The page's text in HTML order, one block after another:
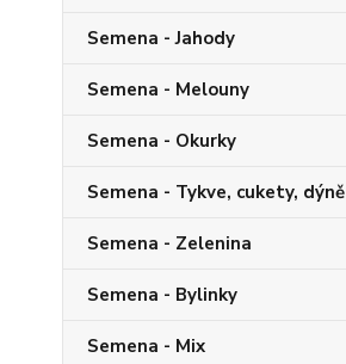
Semena - Jahody
Semena - Melouny
Semena - Okurky
Semena - Tykve, cukety, dýně
Semena - Zelenina
Semena - Bylinky
Semena - Mix